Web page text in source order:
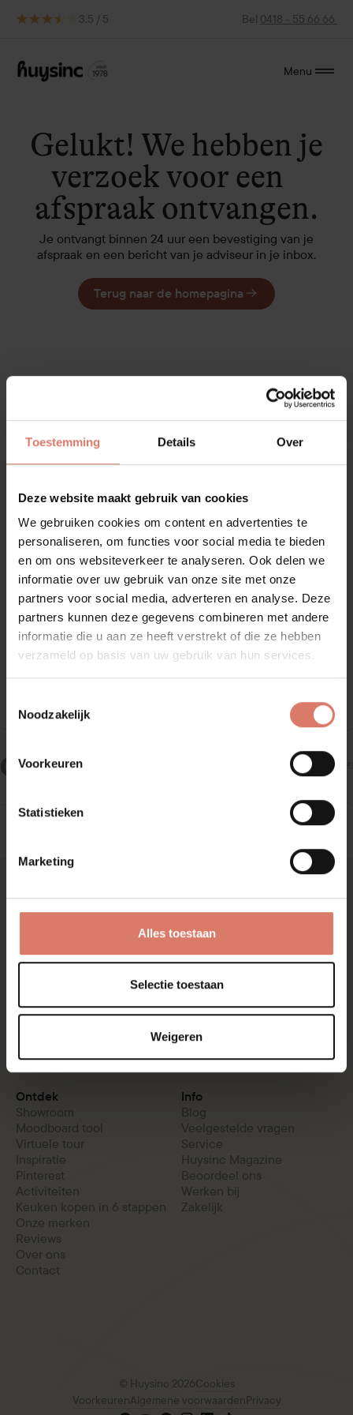
Toestemming Details Over
Deze website maakt gebruik van cookies
We gebruiken cookies om content en advertenties te
personaliseren, om functies voor social media te bieden
en om ons websiteverkeer te analyseren. Ook delen we
informatie over uw gebruik van onze site met onze
partners voor social media, adverteren en analyse. Deze
partners kunnen deze gegevens combineren met andere
informatie die u aan ze heeft verstrekt of die ze hebben
verzameld op basis van uw gebruik van hun services.
Noodzakelijk
Voorkeuren
Statistieken
Marketing
Alles toestaan
Selectie toestaan
Weigeren
3.5 / 5 Bel 0418 - 55 66 66
Menu
Gelukt! We hebben je
verzoek voor een
afspraak ontvangen.
Je ontvangt binnen 24 uur een bevestiging van je
afspraak en een bericht van je adviseur in je inbox.
Terug naar de homepagina
Een ervaring voor het hele gezin.
Wist je dat een showroombezoek bij Huysinc een
belevenis is voor het hele gezin? Terwijl jij je laat
van een nieuwe keuken of badkamer een ontspannen en
plezierige ervaring voor iedereen.
Welkom bij Huysinc – waar elk bezoek een familie-uitje
wordt.
Over ons
Adres & Contact
Huysinc
4181 CE Waardenburg
Openingstijden
Do: 09.30 – 21.00
Za: 10.00 – 17.00
Zo: gesloten
Ontdek
Showroom
Moodboard tool
Virtuele tour
Inspiratie
Pinterest
Activiteiten
Keuken kopen in 6 stappen
Onze merken
Reviews
Over ons
Contact
Info
Blog
Veelgestelde vragen
Service
Huysinc Magazine
Beoordeel ons
Werken bij
Zakelijk
© Huysinc 2026Cookies
VoorkeurenAlgemene voorwaardenPrivacy